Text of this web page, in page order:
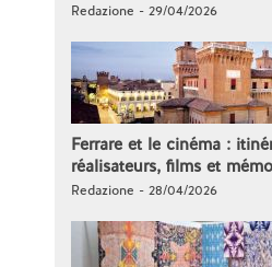
Redazione - 29/04/2026
Ferrare et le cinéma :
réalisateurs, films et
Redazione - 28/04/2026